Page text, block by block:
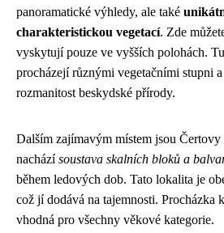
panoramatické výhledy, ale také
charakteristickou vegetací. Zde
vyskytují pouze ve vyšších polohách.
procházejí různými vegetačními stupni
rozmanitost beskydské přírody.
Dalším zajímavým místem jsou
nacházísoustava skalních bloků a
během ledových dob. Tato lokalita je
což jí dodává na tajemnosti. Procházka
vhodná pro všechny věkové kategorie.